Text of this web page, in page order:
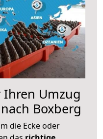
Ihren Umzug
Boxberg
die Ecke oder